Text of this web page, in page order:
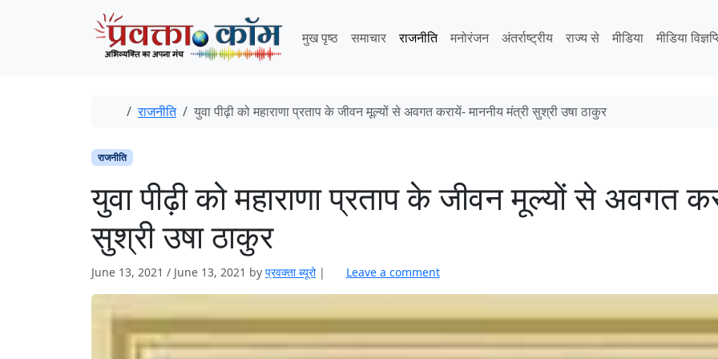
मुख पृष्ठ
समाचार राजनीति मनोरंजन अंतर्राष्ट्रीय राज्य से मीडिया मीडिया
Home
राजनीति युवा पीढ़ी को महाराणा प्रताप के जीवन मूल्यों से अवगत करायें- माननीय मंत्री सुश्री उषा ठाकुर
राजनीति
युवा पीढ़ी को महाराणा प्रताप के जीवन मूल्यों से अवगत
सुश्री उषा ठाकुर
June 13, 2021 / June 13, 2021 by प्रवक्‍ता ब्यूरो | Leave a comment